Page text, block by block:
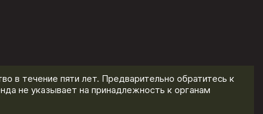
в течение пяти лет. Предварительно обратитесь к
не указывает на принадлежность к органам